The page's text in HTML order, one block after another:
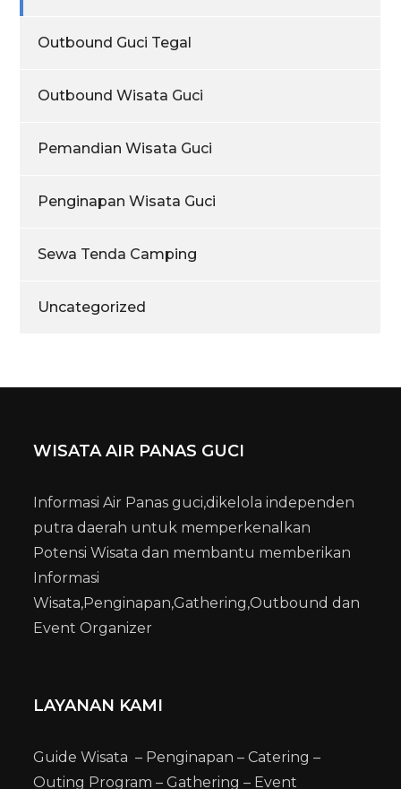
Outbound Guci Tegal
Outbound Wisata Guci
Pemandian Wisata Guci
Penginapan Wisata Guci
Sewa Tenda Camping
Uncategorized
WISATA AIR PANAS GUCI
Informasi Air Panas guci,dikelola independen
putra daerah untuk memperkenalkan
Potensi Wisata dan membantu memberikan
Informasi
Wisata,Penginapan,Gathering,Outbound dan
Event Organizer
LAYANAN KAMI
Guide Wisata – Penginapan – Catering –
Outing Program – Gathering – Event